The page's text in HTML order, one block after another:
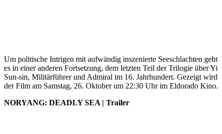
Um politische Intrigen mit aufwändig inszenierte Seeschlachten geht
es in einer anderen Fortsetzung, dem letzten Teil der Trilogie über Yi
Sun-sin, Militärführer und Admiral im 16. Jahrhundert. Gezeigt wird
der Film am Samstag, 26. Oktober um 22:30 Uhr im Eldorado Kino.
NORYANG: DEADLY SEA | Trailer